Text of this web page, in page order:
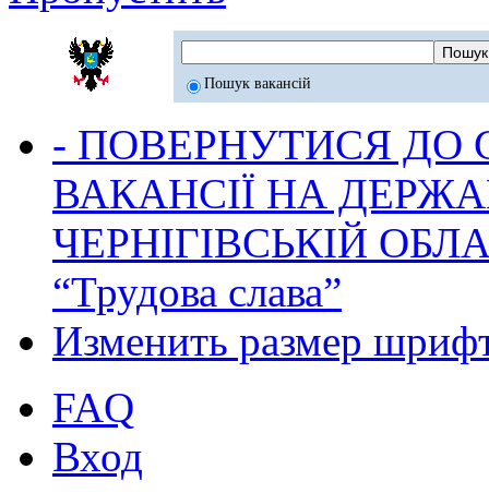
Пошук вакансій
- ПОВЕРНУТИСЯ ДО
ВАКАНСІЇ НА
ЧЕРНІГІВСЬКІЙ
“Трудова слава”
Изменить размер
FAQ
Вход